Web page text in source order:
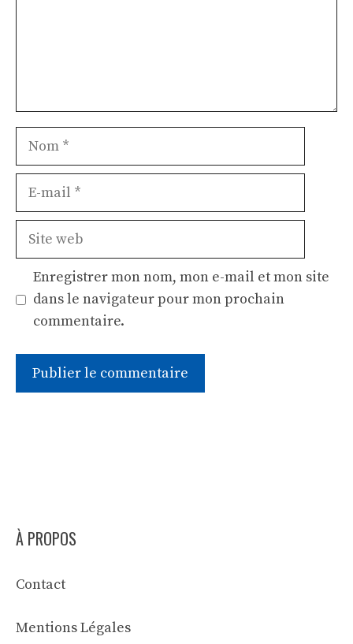
Nom
Site
Enregistrer mon nom, mon e-mail et mon site
dans le navigateur pour mon prochain
commentaire.
À PROPOS
Contact
Mentions Légales